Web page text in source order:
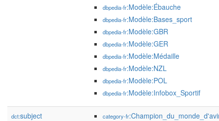
dbpedia-fr:Modèle:Ébauche
dbpedia-fr:Modèle:Bases_sport
dbpedia-fr:Modèle:GBR
dbpedia-fr:Modèle:GER
dbpedia-fr:Modèle:Médaille
dbpedia-fr:Modèle:NZL
dbpedia-fr:Modèle:POL
dbpedia-fr:Modèle:Infobox_Sportif
dct:subject category-fr